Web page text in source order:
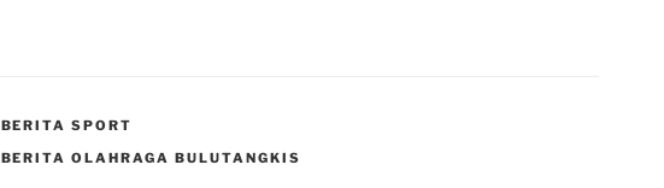
CATEGORIES
BERITA SPORT
TAGS
BERITA OLAHRAGA BULUTANGKIS